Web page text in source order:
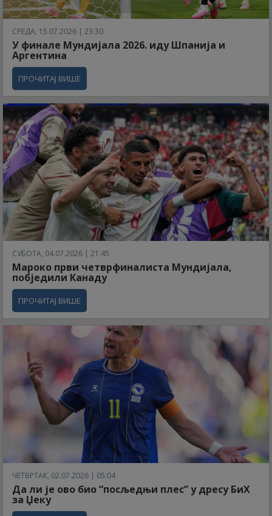
СРЕДА, 15.07.2026 | 23:30
У финале Мундијала 2026. иду Шпанија и
Аргентина
ПРОЧИТАЈ ВИШЕ
СУБОТА, 04.07.2026 | 21:45
Мароко први четврфиналиста Мундијала,
побједили Канаду
ПРОЧИТАЈ ВИШЕ
ЧЕТВРТАК, 02.07.2026 | 05:04
Да ли је ово био “посљедњи плес” у дресу БиХ
за Џеку